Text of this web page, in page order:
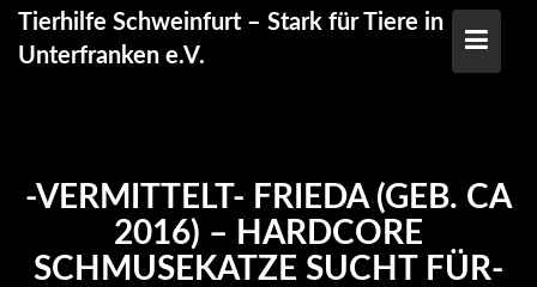
Skip
content
Tierhilfe Schweinfurt – Stark für Tiere in
Unterfranken e.V.
-VERMITTELT- FRIEDA (GEB. CA
2016) – HARDCORE
SCHMUSEKATZE SUCHT FÜR-